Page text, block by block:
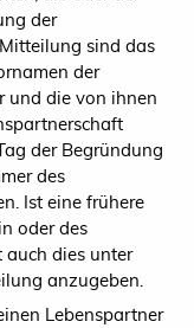
der
sind das
der
und die von ihnen
der Begründung
des
Ist eine frühere
oder des
auch dies unter
anzugeben.
Lebenspartner